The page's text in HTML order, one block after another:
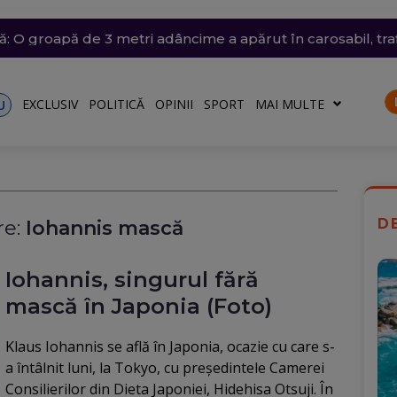
azi un nou record absolut de temperatură
nordul Angliei: O defecțiune electrică provoacă
O groapă de 3 metri adâncime a apărut în carosabil,
Dunăre a fost amânată din nou. Crește riscul pentru
Transelectrica va putea deconecta marii
nu vor fi afectate
EXCLUSIV POLITICĂ OPINII SPORT MAI MULTE
Iohannis mască
Iohannis, singurul fără
mască în Japonia (Foto)
Klaus Iohannis se află în Japonia, ocazie cu care s-
a întâlnit luni, la Tokyo, cu preşedintele Camerei
Consilierilor din Dieta Japoniei, Hidehisa Otsuji. În